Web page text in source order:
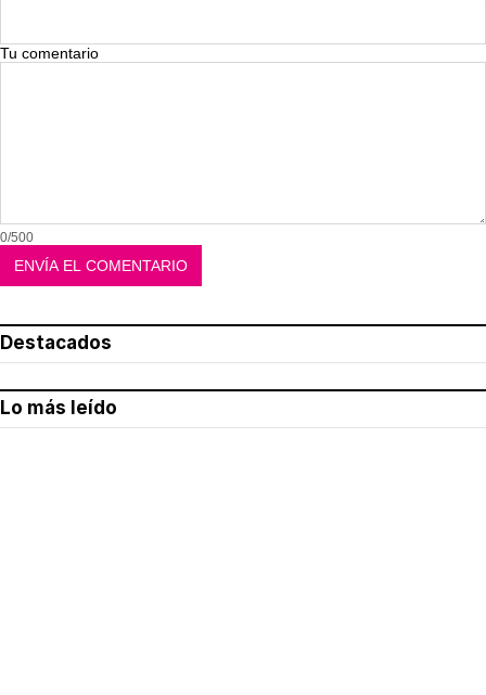
Tu comentario
0/500
Destacados
Lo más leído